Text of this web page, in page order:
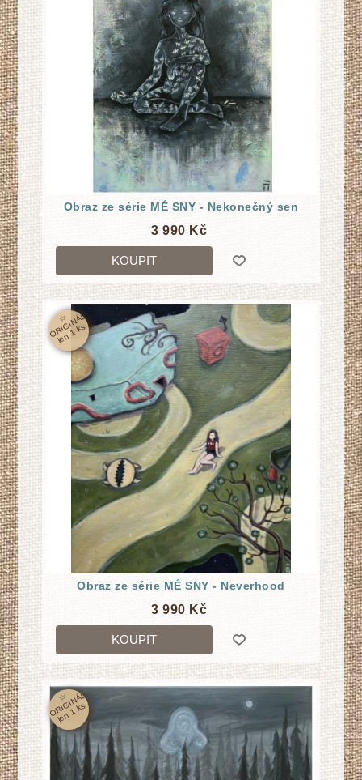
Obraz ze série MÉ SNY - Nekonečný sen
3 990 Kč
KOUPIT
☆
O
RI
GI
N
Á
L
j
e
n
1
k
s
Obraz ze série MÉ SNY - Neverhood
3 990 Kč
KOUPIT
☆
O
RI
GI
N
Á
L
j
e
n
1
k
s